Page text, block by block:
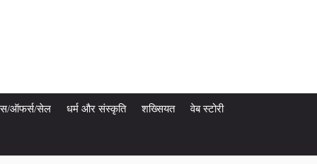
ऑफर्स/सेल धर्म और संस्कृति शख्सियत वेब स्टोरी